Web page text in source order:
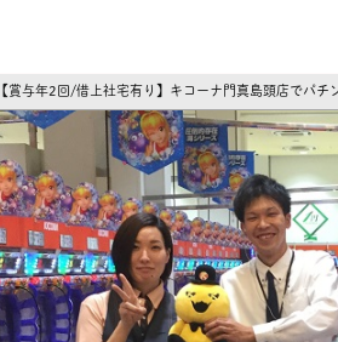
【賞与年2回/借上社宅有り】キコーナ門真島頭店でパ